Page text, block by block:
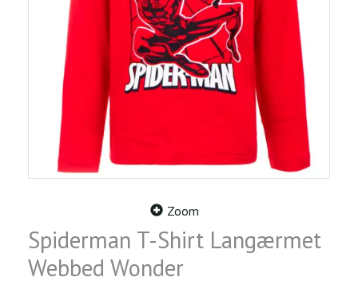
Zoom
Spiderman T-Shirt Langærmet
Webbed Wonder